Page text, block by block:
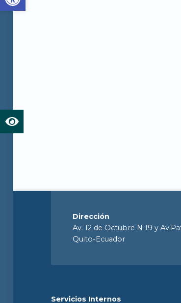
Dirección
Av. 12 de Octubre N 19 y
Quito-Ecuador
Servicios Internos